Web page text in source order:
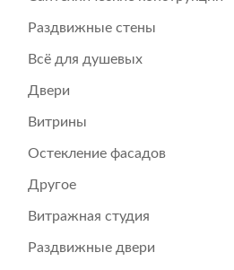
Раздвижные стены
Всё для душевых
Двери
Витрины
Остекление фасадов
Другое
Витражная студия
Раздвижные двери